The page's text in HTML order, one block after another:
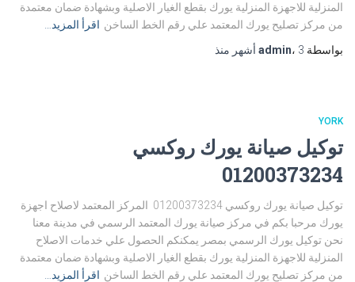
المنزلية للاجهزة المنزلية يورك بقطع الغيار الاصلية وبشهادة ضمان معتمدة
من مركز تصليح يورك المعتمد علي رقم الخط الساخن اقرأ المزيد…
بواسطة
admin، 3 أشهر منذ
YORK
توكيل صيانة يورك روكسي
01200373234
توكيل صيانة يورك روكسي 01200373234 المركز المعتمد لاصلاح اجهزة
يورك مرحبا بكم في مركز صيانة يورك المعتمد الرسمي في مدينة معنا
نحن توكيل يورك الرسمي بمصر يمكنكم الحصول علي خدمات الاصلاح
المنزلية للاجهزة المنزلية يورك بقطع الغيار الاصلية وبشهادة ضمان معتمدة
من مركز تصليح يورك المعتمد علي رقم الخط الساخن اقرأ المزيد…